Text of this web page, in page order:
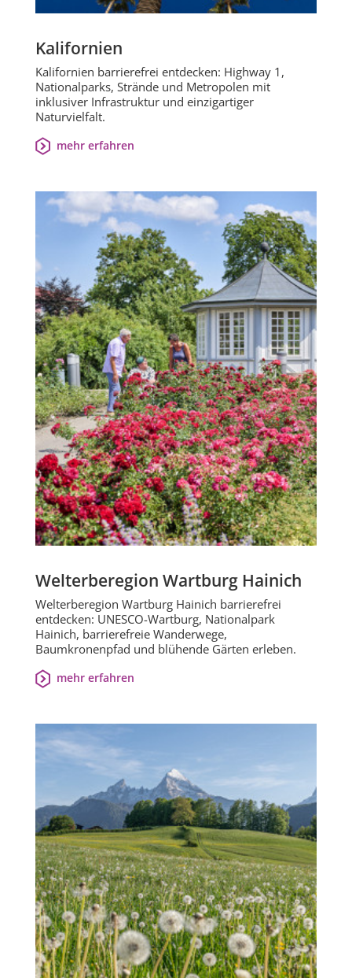
Kalifornien
Kalifornien barrierefrei entdecken: Highway 1,
Nationalparks, Strände und Metropolen mit
inklusiver Infrastruktur und einzigartiger
Naturvielfalt.
mehr erfahren
Welterberegion Wartburg Hainich
Welterberegion Wartburg Hainich barrierefrei
entdecken: UNESCO-Wartburg, Nationalpark
Hainich, barrierefreie Wanderwege,
Baumkronenpfad und blühende Gärten erleben.
mehr erfahren